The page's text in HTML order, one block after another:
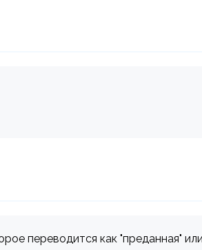
переводится как "преданная" или